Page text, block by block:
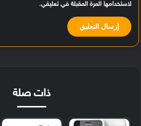
لاستخدامها المرة المقبلة في تعليقي.
ذات صلة